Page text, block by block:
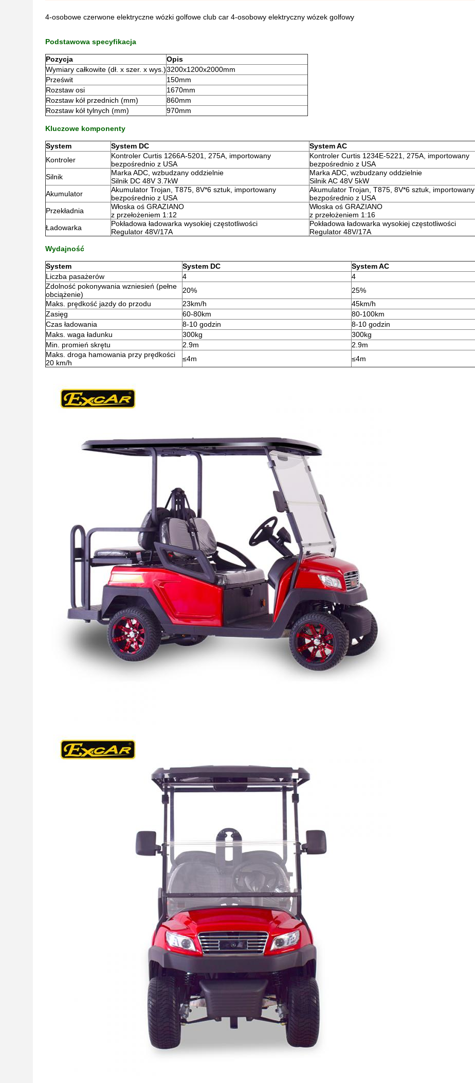
4-osobowe czerwone elektryczne wózki golfowe club car 4-osobowy elektryczny wózek golfowy
Podstawowa specyfikacja
Pozycja
Opis
Wymiary całkowite (dł. x szer. x wys.)3200x1200x2000mm
Prześwit
150mm
Rozstaw osi
1670mm
Rozstaw kół przednich (mm)
860mm
Rozstaw kół tylnych (mm)
970mm
Kluczowe komponenty
System System DC
System AC
Kontroler
Kontroler Curtis 1266A-5201, 275A, importowany
bezpośrednio z USA
Kontroler Curtis 1234E-5221, 275A, importowany
bezpośrednio z USA
Silnik
Marka ADC, wzbudzany oddzielnie
Silnik DC 48V 3.7kW
Marka ADC, wzbudzany oddzielnie
Silnik AC 48V 5kW
Akumulator
Akumulator Trojan, T875, 8V*6 sztuk, importowany
bezpośrednio z USA
Akumulator Trojan, T875, 8V*6 sztuk, importowany
bezpośrednio z USA
Przekładnia
Włoska oś GRAZIANO
z przełożeniem 1:12
Włoska oś GRAZIANO
z przełożeniem 1:16
Ładowarka
Pokładowa ładowarka wysokiej częstotliwości
Regulator 48V/17A
Pokładowa ładowarka wysokiej częstotliwości
Regulator 48V/17A
Wydajność
System System DC
System AC
Liczba pasażerów
4
4
Zdolność pokonywania wzniesień (pełne
obciążenie)
20%
25%
Maks. prędkość jazdy do przodu
23km/h
45km/h
Zasięg
60-80km
80-100km
Czas ładowania
8-10 godzin
8-10 godzin
Maks. waga ładunku
300kg
300kg
Min. promień skrętu
2.9m
2.9m
Maks. droga hamowania przy prędkości
20 km/h
≤4m ≤4m